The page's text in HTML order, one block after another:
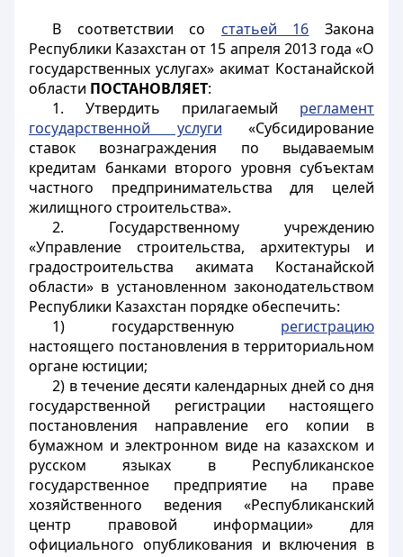
В соответствии со статьей 16 Закона
Республики Казахстан от 15 апреля 2013 года «О
государственных услугах» акимат Костанайской
области ПОСТАНОВЛЯЕТ:
1. Утвердить прилагаемый регламент
государственной услуги «Субсидирование
ставок вознаграждения по выдаваемым
кредитам банками второго уровня субъектам
частного предпринимательства для целей
жилищного строительства».
2. Государственному учреждению
«Управление строительства, архитектуры и
градостроительства акимата Костанайской
области» в установленном законодательством
Республики Казахстан порядке обеспечить:
1) государственную регистрацию
настоящего постановления в территориальном
органе юстиции;
2) в течение десяти календарных дней со дня
государственной регистрации настоящего
постановления направление его копии в
бумажном и электронном виде на казахском и
русском языках в Республиканское
государственное предприятие на праве
хозяйственного ведения «Республиканский
центр правовой информации» для
официального опубликования и включения в